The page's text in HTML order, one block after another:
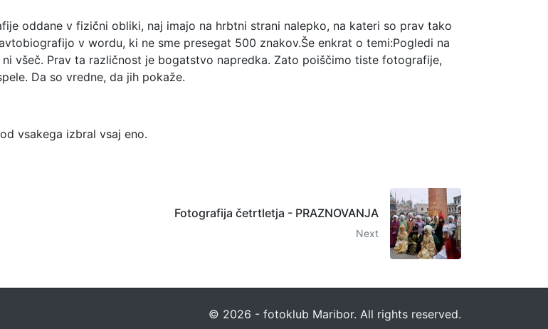
oddane v fizični obliki, naj imajo na hrbtni strani nalepko, na kateri so prav tako
v wordu, ki ne sme presegat 500 znakov.Še enkrat o temi:Pogledi na
všeč. Prav ta različnost je bogatstvo napredka. Zato poiščimo tiste fotografije,
Da so vredne, da jih pokaže.
vsakega izbral vsaj eno.
Fotografija četrtletja - PRAZNOVANJA
Next
© 2026 - fotoklub Maribor. All rights reserved.